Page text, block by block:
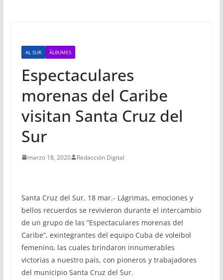
AL SUR ÁLBUMES
Espectaculares
morenas del Caribe
visitan Santa Cruz del
Sur
marzo 18, 2020 Redacción Digital
Santa Cruz del Sur, 18 mar.- Lágrimas, emociones y
bellos recuerdos se revivieron durante el intercambio
de un grupo de las ”Espectaculares morenas del
Caribe”, exintegrantes del equipo Cuba de voleibol
femenino, las cuales brindaron innumerables
victorias a nuestro país, con pioneros y trabajadores
del municipio Santa Cruz del Sur.